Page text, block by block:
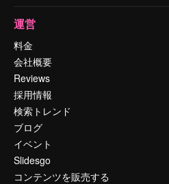
運営
料金
会社概要
Reviews
採用情報
検索トレンド
ブログ
イベント
Slidesgo
コンテンツを販売する